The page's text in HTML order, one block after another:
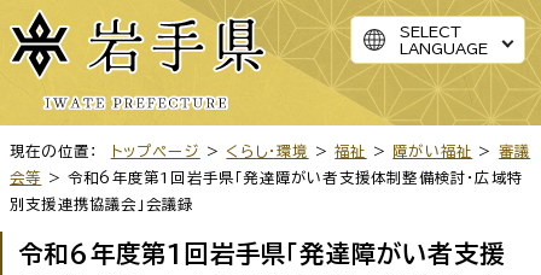
SELECT
LANGUAGE
現在の位置： トップページ > くらし・環境 >福祉 > 障がい福祉 > 審議
会等
> 令和6年度第1回岩手県「発達障がい者支援体制整備検討・広域特
別支援連携協議会」会議録
令和6年度第1回岩手県「発達障がい者支援